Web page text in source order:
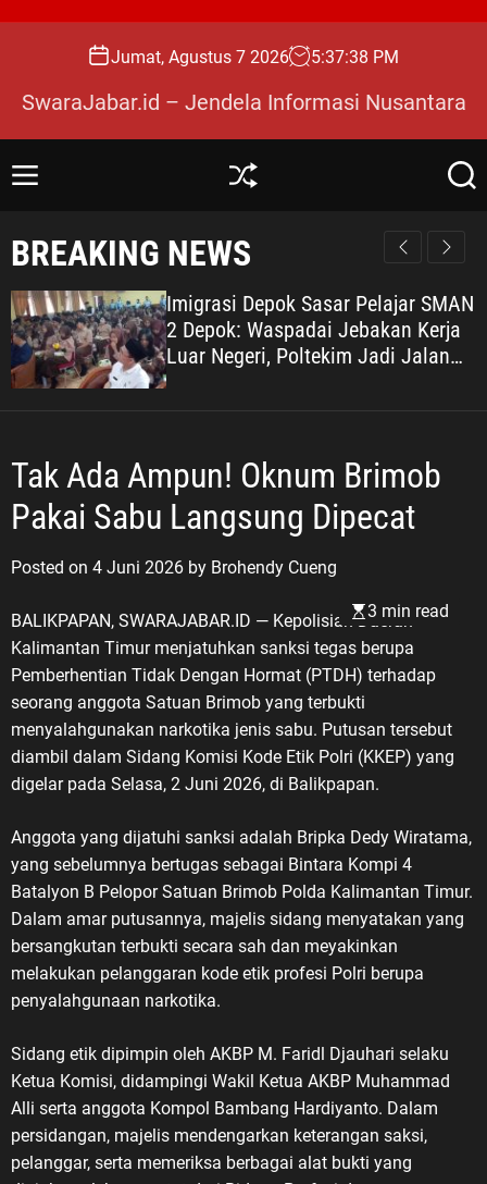
Jumat, Agustus 7 2026 5:37:39 PM
SwaraJabar.id – Jendela Informasi Nusantara
M
u
S
ff
e
S
r
h
BREAKING NEWS
Imigrasi Depok Sasar Pelajar SMAN
2 Depok: Waspadai Jebakan Kerja
Luar Negeri, Poltekim Jadi Jalan
Tak Ada Ampun! Oknum Brimob
Pakai Sabu Langsung Dipecat
Posted on 4 Juni 2026 by Brohendy Cueng
3 min read
BALIKPAPAN, SWARAJABAR.ID — Kepolisian Daerah
Kalimantan Timur menjatuhkan sanksi tegas berupa
Pemberhentian Tidak Dengan Hormat (PTDH) terhadap
seorang anggota Satuan Brimob yang terbukti
menyalahgunakan narkotika jenis sabu. Putusan tersebut
diambil dalam Sidang Komisi Kode Etik Polri (KKEP) yang
digelar pada Selasa, 2 Juni 2026, di Balikpapan.
Anggota yang dijatuhi sanksi adalah Bripka Dedy Wiratama,
yang sebelumnya bertugas sebagai Bintara Kompi 4
Batalyon B Pelopor Satuan Brimob Polda Kalimantan Timur.
Dalam amar putusannya, majelis sidang menyatakan yang
bersangkutan terbukti secara sah dan meyakinkan
melakukan pelanggaran kode etik profesi Polri berupa
penyalahgunaan narkotika.
Sidang etik dipimpin oleh AKBP M. Faridl Djauhari selaku
Ketua Komisi, didampingi Wakil Ketua AKBP Muhammad
Alli serta anggota Kompol Bambang Hardiyanto. Dalam
persidangan, majelis mendengarkan keterangan saksi,
pelanggar, serta memeriksa berbagai alat bukti yang